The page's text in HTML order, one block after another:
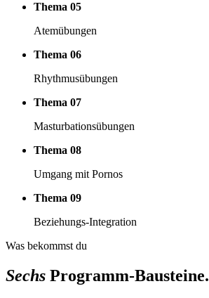
Thema 05
Atemübungen
Thema 06
Rhythmusübungen
Thema 07
Masturbationsübungen
Thema 08
Umgang mit Pornos
Thema 09
Beziehungs-Integration
Was bekommst du
Sechs Programm-Bausteine.